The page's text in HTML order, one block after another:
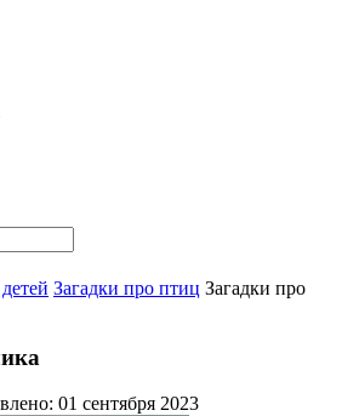
Загадки про птиц Загадки про
01 сентября 2023